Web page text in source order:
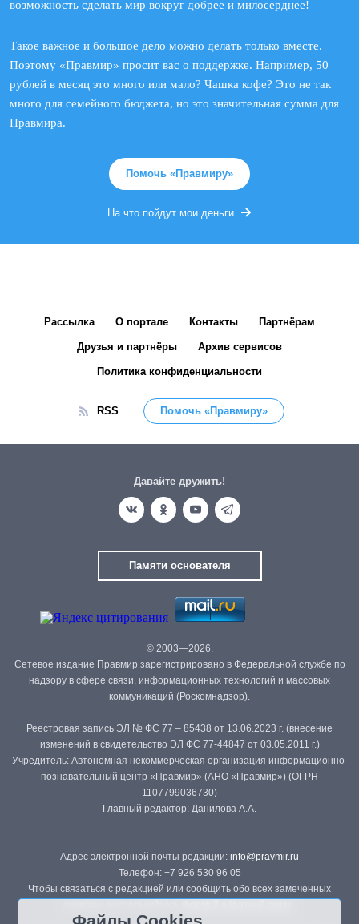
возможность сделать мир вокруг добрее и милосерднее!
Такое важное и большое дело можно делать только вместе.
Поэтому «Правмир» просит вас о поддержке. Например, 50
рублей в месяц это много или мало? Чашка кофе? Это не так
много для семейного бюджета, но это значительная сумма для
Правмира.
Помочь «Правмиру»
На что пойдут мои деньги
Рассылка О портале Контакты Партнёрам
Друзья и партнёры Архив сервисов
Политика конфиденциальности
RSS Помочь «Правмиру»
Давайте дружить!
Памяти основателя
© 2003—2026.
Сетевое издание Правмир зарегистрировано в Федеральной службе по
надзору в сфере связи, информационных технологий и массовых
коммуникаций (Роскомнадзор).
Реестровая запись ЭЛ № ФС 77 – 85438 от 13.06.2023 г. (внесение
изменений в свидетельство ЭЛ ФС 77-44847 от 03.05.2011 г.)
Учредитель: Автономная некоммерческая организация информационно-
познавательный центр «Правмир» (АНО «Правмир») (ОГРН
1107799036730)
Главный редактор: Данилова А.А.
Адрес электронной почты редакции: info@pravmir.ru
Телефон: +7 926 530 96 05
Чтобы связаться с редакцией или сообщить обо всех замеченных